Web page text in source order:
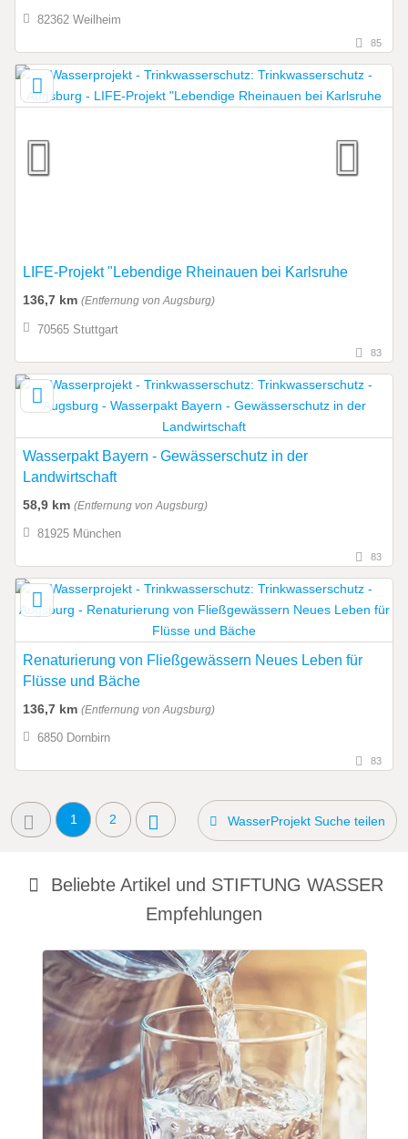
82362 Weilheim
85
LIFE-Projekt "Lebendige Rheinauen bei Karlsruhe
136,7 km (Entfernung von Augsburg)
70565 Stuttgart
83
Wasserpakt Bayern - Gewässerschutz in der
Landwirtschaft
58,9 km (Entfernung von Augsburg)
81925 München
83
Renaturierung von Fließgewässern Neues Leben für
Flüsse und Bäche
136,7 km (Entfernung von Augsburg)
6850 Dornbirn
83
1 2 WasserProjekt Suche teilen
Beliebte Artikel und STIFTUNG WASSER
Empfehlungen